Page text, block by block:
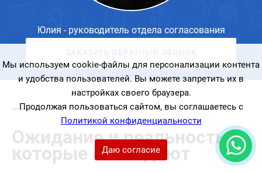
Юлия - руководитель отдела согласования
Ожидание и реальность,
которые совпадают
Мы используем cookie-файлы для персонализации контента
и удобства пользователей. Вы можете запретить их в
настройках своего браузера.
Продолжая пользоваться сайтом, вы соглашаетесь с
Политикой конфиденциальности
Даю согласие